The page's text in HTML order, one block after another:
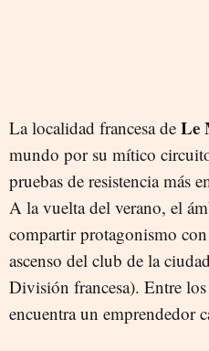
La localidad francesa de Le
mundo por su mítico
pruebas de resistencia más
A la vuelta del verano, el
compartir protagonismo
ascenso del club de la
División francesa). Entre
encuentra un emprendedor